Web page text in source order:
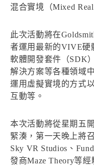
混合實境（Mixed
此次活動將在
者運用最新的VIVE硬
軟體開發套件（SDK
解決方案等各種領域
運用虛擬實境的方式
互動等。
本次活動將從星期五
緊湊，第一天晚上將
Sky VR Studios、
發商Maze Theory等